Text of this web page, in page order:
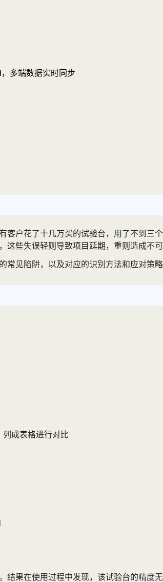
多端数据实时同步
户花了十几万买的试验台，用了不到三
，这些失误轻则导致项目延期，重则造成不
见陷阱，以及对应的识别方法和应对策
列成表格进行对比
果在使用过程中发现，该试验台的精度